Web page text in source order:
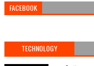
FACEBOOK
TECHNOLOGY